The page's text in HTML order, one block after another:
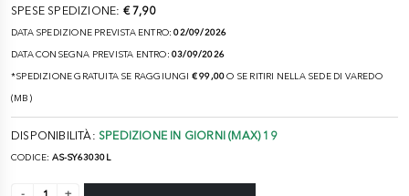
SPESE SPEDIZIONE: € 7,90
DATA SPEDIZIONE PREVISTA ENTRO:02/09/2026
DATA CONSEGNA PREVISTA ENTRO: 03/09/2026
*SPEDIZIONE GRATUITA SE RAGGIUNGI € 99,00O SE RITIRI NELLA SEDE DI VAREDO
(MB)
DISPONIBILITÀ: SPEDIZIONE IN GIORNI (MAX) 19
CODICE: AS-SY63030L